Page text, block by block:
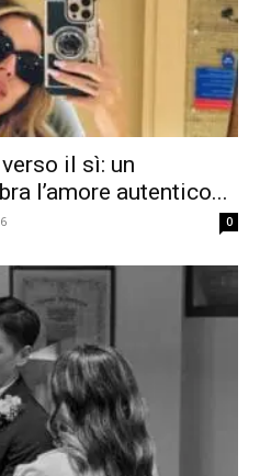
il sì: un
l’amore autentico...
0